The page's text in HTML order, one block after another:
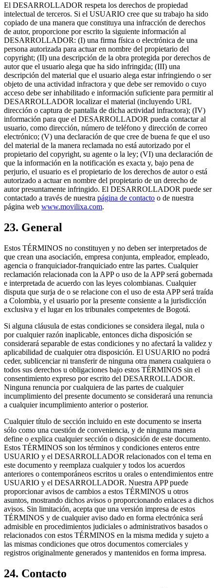
El DESARROLLADOR respeta los derechos de propiedad
intelectual de terceros. Si el USUARIO cree que su trabajo ha sido
copiado de una manera que constituya una infracción de derechos
de autor, proporcione por escrito la siguiente información al
DESARROLLADOR: (I) una firma física o electrónica de una
persona autorizada para actuar en nombre del propietario del
copyright; (II) una descripción de la obra protegida por derechos de
autor que el usuario alega que ha sido infringida; (III) una
descripción del material que el usuario alega estar infringiendo o ser
objeto de una actividad infractora y que debe ser removido o cuyo
acceso debe ser inhabilitado e información suficiente para permitir al
DESARROLLADOR localizar el material (incluyendo URL
dirección o captura de pantalla de dicha actividad infractora); (IV)
información para que el DESARROLLADOR pueda contactar al
usuario, como dirección, número de teléfono y dirección de correo
electrónico; (V) una declaración de que cree de buena fe que el uso
del material de la manera reclamada no está autorizado por el
propietario del copyright, su agente o la ley; (VI) una declaración de
que la información en la notificación es exacta y, bajo pena de
perjurio, el usuario es el propietario de los derechos de autor o está
autorizado a actuar en nombre del propietario de un derecho de
autor presuntamente infringido. El DESARROLLADOR puede ser
contactado a través de nuestra página de contacto o de nuestra
página web www.movilixa.com.
23. General
Estos TÉRMINOS no constituyen y no deben ser interpretados de
que crean una asociación, empresa conjunta, empleador, empleado,
agencia o franquiciador-franquiciado entre las partes. Cualquier
reclamación relacionada con la APP o uso de la APP será gobernada
e interpretada de acuerdo con las leyes colombianas. Cualquier
disputa que surja de o se relacione con el uso de esta APP será traída
a Colombia, y el usuario por la presente consiente a la jurisdicción
exclusiva y el lugar en los tribunales competentes de Bogotá.
Si alguna cláusula de estas condiciones se considera ilegal, nula o
por cualquier razón inaplicable, entonces dicha disposición se
considerará separable de estas condiciones y no afectará la validez y
aplicabilidad de cualquier otra disposición. El USUARIO no podrá
ceder, sublicenciar ni transferir de ninguna otra manera cualquiera o
todos sus derechos u obligaciones bajo estos TÉRMINOS sin el
consentimiento expreso por escrito del DESARROLLADOR.
Ninguna renuncia por cualquiera de las partes de cualquier
incumplimiento del presente documento se considerará una renuncia
a cualquier incumplimiento anterior o posterior.
Cualquier título de sección incluido en este documento se inserta
sólo como una cuestión de conveniencia, y de ninguna manera
define o explica cualquier sección o disposición de este documento.
Estos TÉRMINOS son los términos y condiciones enteros entre
USUARIO y el DESARROLLADOR relacionados con el tema en
este documento y reemplaza cualquier y todos los acuerdos
anteriores o contemporáneos escritos u orales o entendimientos entre
USUARIO y el DESARROLLADOR. Nuestra APP puede
proporcionar avisos de cambios a estos TÉRMINOS u otros
asuntos, mostrando dichos avisos o proporcionando enlaces a dichos
avisos. Sin limitación, acepta que una versión impresa de estos
TÉRMINOS y de cualquier aviso dado en forma electrónica será
admisible en procedimientos judiciales o administrativos basados o
relacionados con estos TÉRMINOS en la misma medida y sujeto a
las mismas condiciones que otros documentos comerciales y
registros originalmente generados y mantenidos en forma impresa.
24. Contacto